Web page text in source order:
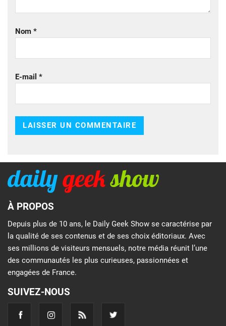
Nom *
E-mail *
À PROPOS
Depuis plus de 10 ans, le Daily Geek Show se caractérise par
la qualité de ses contenus et de ses choix éditoriaux. Avec
ses millions de visiteurs mensuels, notre média réunit l’une
des communautés les plus curieuses, passionnées et
engagées de France.
SUIVEZ-NOUS